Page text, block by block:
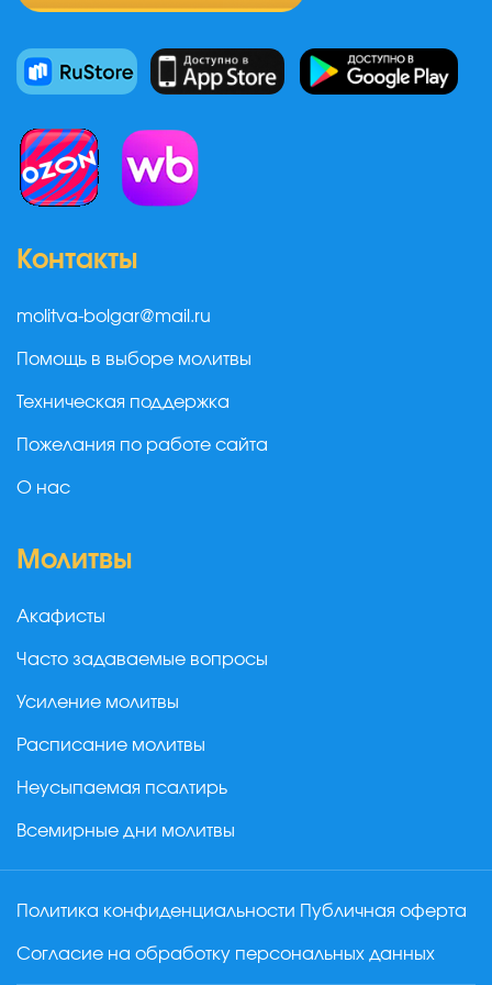
Контакты
molitva-bolgar@mail.ru
Помощь в выборе молитвы
Техническая поддержка
Пожелания по работе сайта
О нас
Молитвы
Акафисты
Часто задаваемые вопросы
Усиление молитвы
Расписание молитвы
Неусыпаемая псалтирь
Всемирные дни молитвы
Политика конфиденциальности Публичная оферта
Согласие на обработку персональных данных